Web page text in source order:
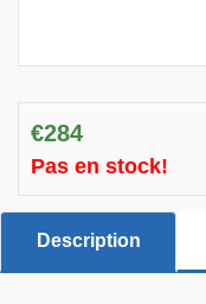
€284
Pas en stock!
Description